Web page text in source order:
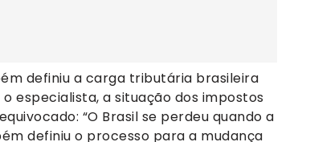
definiu a carga tributária brasileira
especialista, a situação dos impostos
“O Brasil se perdeu quando a
definiu o processo para a mudança